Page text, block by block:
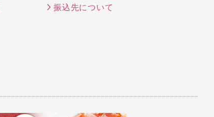
振込先について